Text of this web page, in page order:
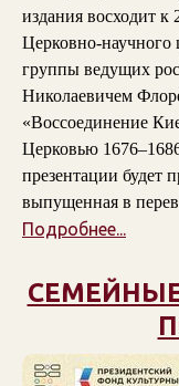
издания восходит к
Церковно-научного
группы ведущих
Николаевичем
«Воссоединение
Церковью
презентации будет
выпущенная в
Подробнее...